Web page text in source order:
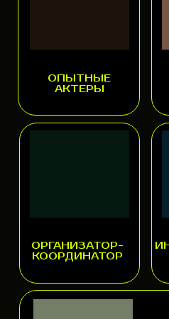
ОРГАНИЗАТОР-
КООРДИНАТОР
ОПЫТНЫЕ
АКТЕРЫ